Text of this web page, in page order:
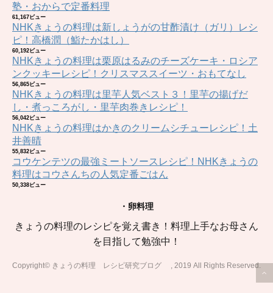
塾・おからで定番料理
61,167ビュー
NHKきょうの料理は新しょうがの甘酢漬け（ガリ）レシ
ピ！高橋潤（鮨たかはし）
60,192ビュー
NHKきょうの料理は栗原はるみのチーズケーキ・ロシア
ンクッキーレシピ！クリスマススイーツ・おもてなし
56,865ビュー
NHKきょうの料理は里芋人気ベスト３！里芋の揚げだ
し・煮っころがし・里芋肉巻きレシピ！
56,042ビュー
NHKきょうの料理はかきのクリームシチューレシピ！土
井善晴
55,832ビュー
コウケンテツの最強ミートソースレシピ！NHKきょうの
料理はコウさんちの人気定番ごはん
50,338ビュー
・卵料理
きょうの料理のレシピを覚え書き！料理上手なお母さん
を目指して勉強中！
Copyright© きょうの料理 レシピ研究ブログ , 2019 All Rights Reserved.